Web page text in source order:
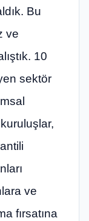
Bu
ve
10
sektör
ve
fırsatına